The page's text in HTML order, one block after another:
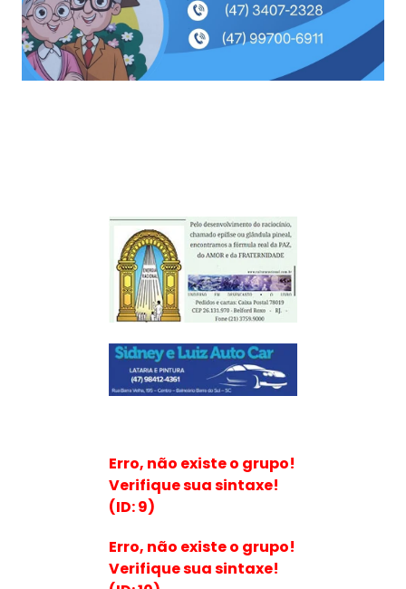
Erro, não existe o grupo!
Verifique sua sintaxe!
(ID: 9)
Erro, não existe o grupo!
Verifique sua sintaxe!